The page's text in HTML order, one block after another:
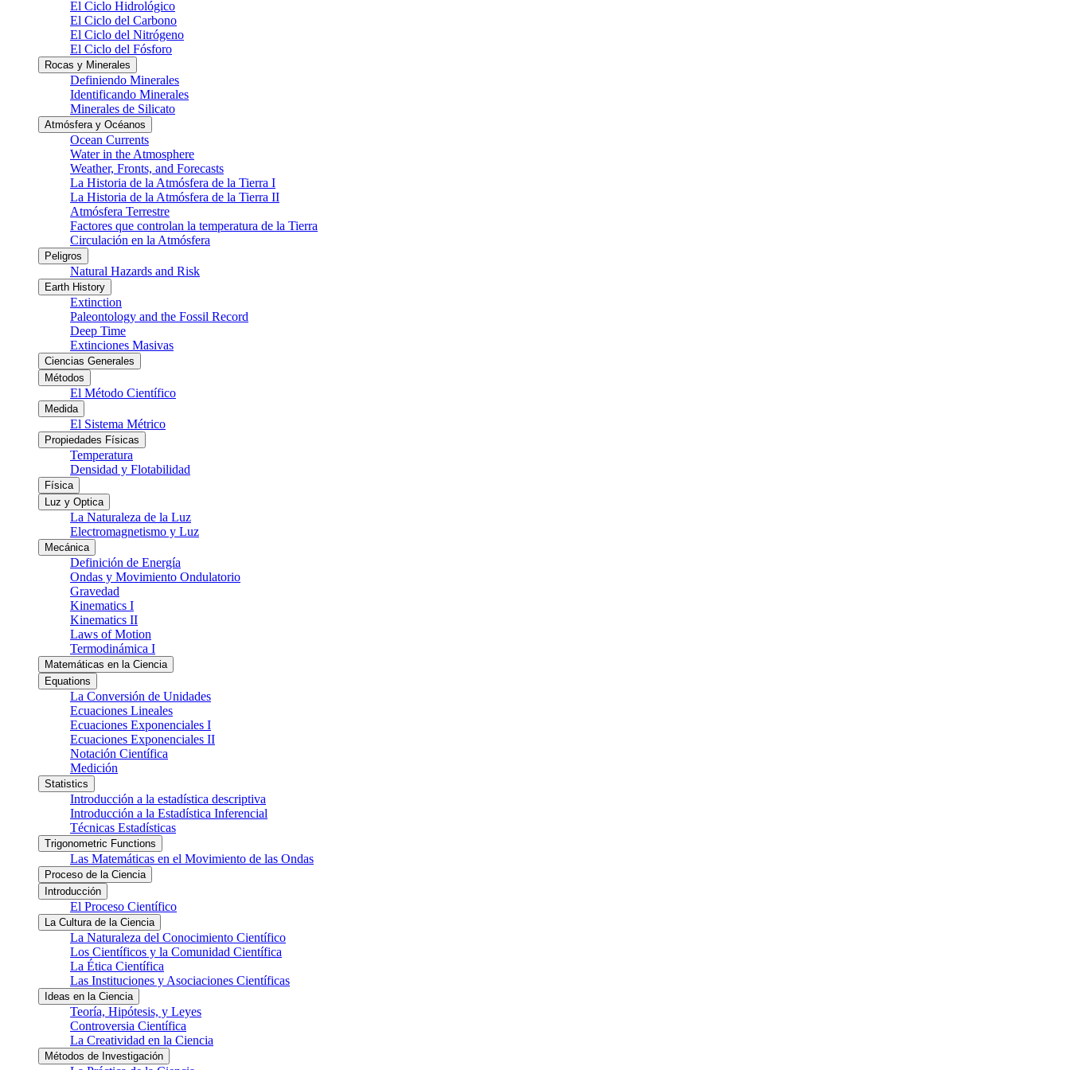
El Ciclo Hidrológico
El Ciclo del Carbono
El Ciclo del Nitrógeno
El Ciclo del Fósforo
Rocas y Minerales
Definiendo Minerales
Identificando Minerales
Minerales de Silicato
Atmósfera y Océanos
Ocean Currents
Water in the Atmosphere
Weather, Fronts, and Forecasts
La Historia de la Atmósfera de la Tierra I
La Historia de la Atmósfera de la Tierra II
Atmósfera Terrestre
Factores que controlan la temperatura de la Tierra
Circulación en la Atmósfera
Peligros
Natural Hazards and Risk
Earth History
Extinction
Paleontology and the Fossil Record
Deep Time
Extinciones Masivas
Ciencias Generales
Métodos
El Método Científico
Medida
El Sistema Métrico
Propiedades Físicas
Temperatura
Densidad y Flotabilidad
Física
Luz y Optica
La Naturaleza de la Luz
Electromagnetismo y Luz
Mecánica
Definición de Energía
Ondas y Movimiento Ondulatorio
Gravedad
Kinematics I
Kinematics II
Laws of Motion
Termodinámica I
Matemáticas en la Ciencia
Equations
La Conversión de Unidades
Ecuaciones Lineales
Ecuaciones Exponenciales I
Ecuaciones Exponenciales II
Notación Científica
Medición
Statistics
Introducción a la estadística descriptiva
Introducción a la Estadística Inferencial
Técnicas Estadísticas
Trigonometric Functions
Las Matemáticas en el Movimiento de las Ondas
Proceso de la Ciencia
Introducción
El Proceso Científico
La Cultura de la Ciencia
La Naturaleza del Conocimiento Científico
Los Científicos y la Comunidad Científica
La Ética Científica
Las Instituciones y Asociaciones Científicas
Ideas en la Ciencia
Teoría, Hipótesis, y Leyes
Controversia Científica
La Creatividad en la Ciencia
Métodos de Investigación